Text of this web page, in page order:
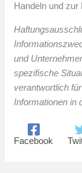
Handeln und zur
und
spezifische
verantwortlich
Informationen in
Facebook